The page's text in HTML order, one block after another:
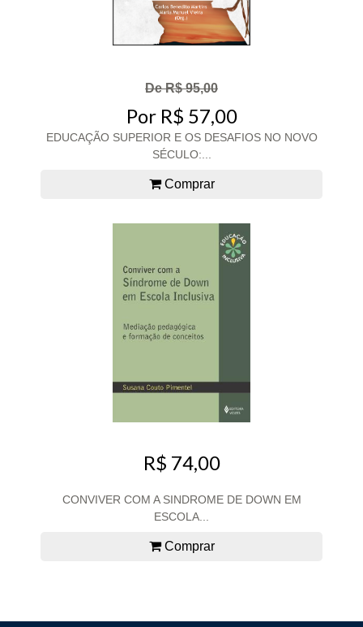
De R$ 95,00
Por R$ 57,00
EDUCAÇÃO SUPERIOR E OS DESAFIOS NO NOVO
SÉCULO:...
Comprar
R$ 74,00
CONVIVER COM A SINDROME DE DOWN EM
ESCOLA...
Comprar